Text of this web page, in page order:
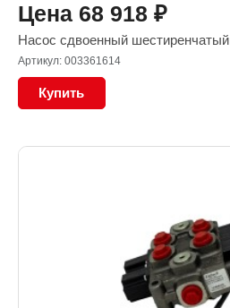
Цена 68 918 ₽
Насос сдвоенный шестиренчатый
Артикул: 003361614
Купить